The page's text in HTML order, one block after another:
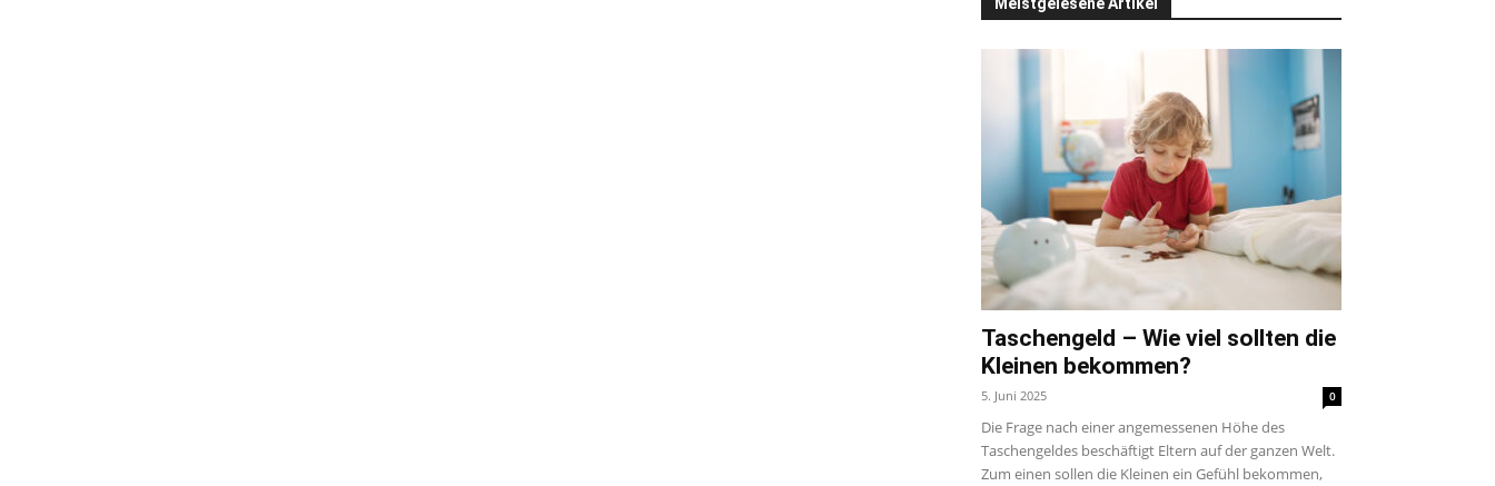
Taschengeld – Wie viel sollten die
Kleinen bekommen?
5. Juni 2025 0
Die Frage nach einer angemessenen Höhe des
Taschengeldes beschäftigt Eltern auf der ganzen Welt.
Zum einen sollen die Kleinen ein Gefühl bekommen,